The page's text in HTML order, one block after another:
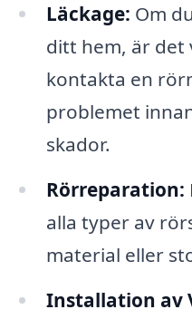
Läckage: Om
ditt hem, är
kontakta en
problemet
skador.
Rörreparation:
alla typer av
material eller
Installation av